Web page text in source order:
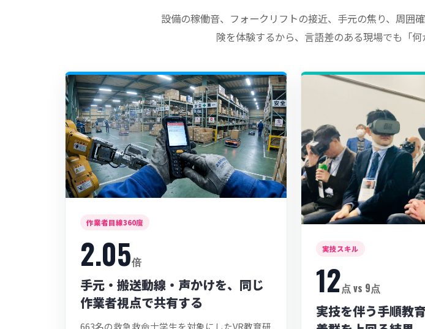
設備の稼働音、フォークリフトの接近、手元の焦り、周囲
険を体験するから、言語差のある現場でも「
作業者目線360度
2.05倍
手元・搬送動線・声かけを、同じ
作業者視点で共有する
663名の救急救命士学生を対象にしたVR教育研
実技スキル
12点 vs 9点
実技を伴う手順教